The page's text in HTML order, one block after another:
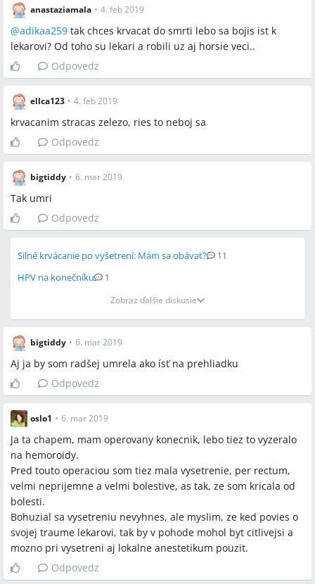
anastaziamala • 4. feb 2019
@adikaa259 tak chces krvacat do smrti lebo sa bojis ist k
lekarovi? Od toho su lekari a robili uz aj horsie veci..
Odpovedz
ellca123 • 4. feb 2019
krvacanim stracas zelezo, ries to neboj sa
Odpovedz
bigtiddy • 6. mar 2019
Tak umri
Odpovedz
Silné krvácanie po vyšetrení: Mám sa obávať? 11
HPV na konečníku
1
Zobraz ďalšie diskusie
bigtiddy • 6. mar 2019
Aj ja by som radšej umrela ako ísť na prehliadku
Odpovedz
oslo1 • 6. mar 2019
Ja ta chapem, mam operovany konecnik, lebo tiez to vyzeralo
na hemoroidy.
Pred touto operaciou som tiez mala vysetrenie, per rectum,
velmi neprijemne a velmi bolestive, as tak, ze som kricala od
bolesti.
Bohuzial sa vysetreniu nevyhnes, ale myslim, ze ked povies o
svojej traume lekarovi, tak by v pohode mohol byt citlivejsi a
mozno pri vysetreni aj lokalne anestetikum pouzit.
Odpovedz